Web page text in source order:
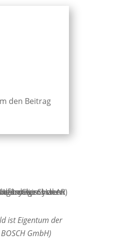
den Beitrag
ist Eigentum der
GmbH)